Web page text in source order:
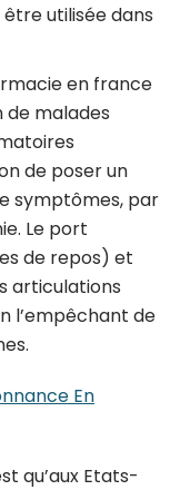
utilisée dans
en france
de malades
de poser un
symptômes, par
Le port
de repos) et
articulations
l’empêchant de
En
qu’aux Etats-